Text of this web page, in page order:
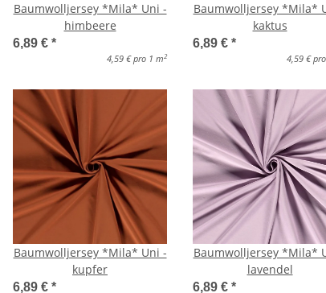
Baumwolljersey *Mila* Uni -
himbeere
6,89 € *
4,59 € pro 1 m2
Baumwolljersey *Mila*
kaktus
6,89 € *
4,59 €
Baumwolljersey *Mila* Uni -
kupfer
6,89 € *
Baumwolljersey *Mila*
lavendel
6,89 € *